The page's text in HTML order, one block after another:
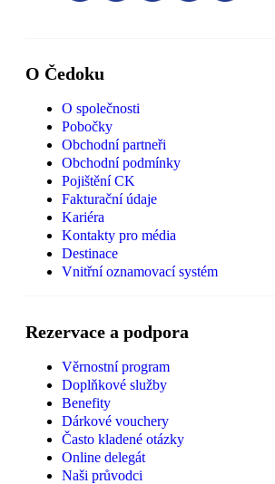
O Čedoku
O společnosti
Pobočky
Obchodní partneři
Obchodní podmínky
Pojištění CK
Fakturační údaje
Kariéra
Kontakty pro média
Destinace
Vnitřní oznamovací systém
Rezervace a podpora
Věrnostní program
Doplňkové služby
Benefity
Dárkové vouchery
Často kladené otázky
Online delegát
Naši průvodci